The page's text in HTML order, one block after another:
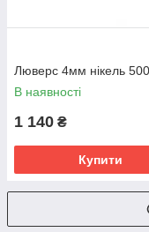
Люверс 4мм нікель
В наявності
1 140 ₴
Купити